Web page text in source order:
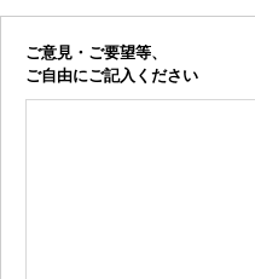
ご意見・ご要望等、
ご自由にご記入ください